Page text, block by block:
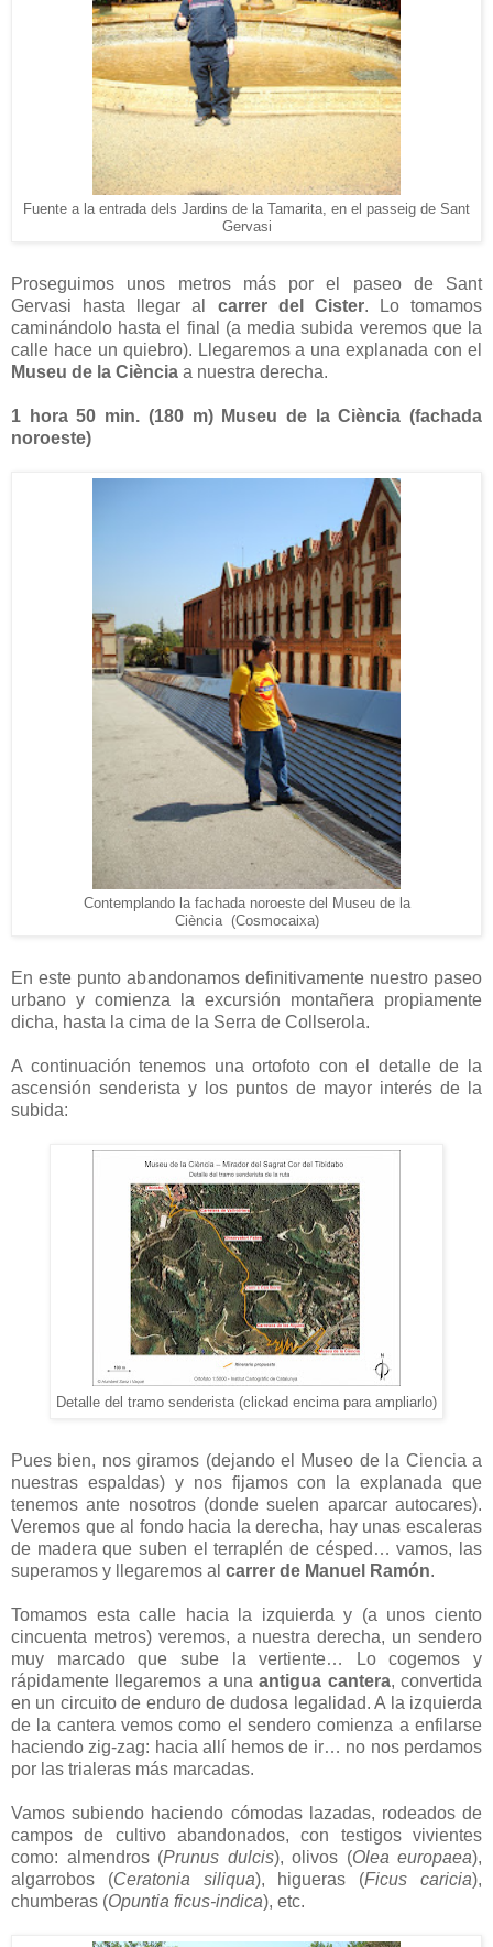
Fuente a la entrada dels Jardins de la Tamarita, en el passeig de Sant
Gervasi
Proseguimos unos metros más por el paseo de Sant
Gervasi hasta llegar al carrer del Cister. Lo tomamos
caminándolo hasta el final (a media subida veremos que la
calle hace un quiebro). Llegaremos a una explanada con el
Museu de la Ciència a nuestra derecha.
1 hora 50 min. (180 m) Museu de la Ciència (fachada
noroeste)
Contemplando la fachada noroeste del Museu de la
Ciència (Cosmocaixa)
En este punto abandonamos definitivamente nuestro paseo
urbano y comienza la excursión montañera propiamente
dicha, hasta la cima de la Serra de Collserola.
A continuación tenemos una ortofoto con el detalle de la
ascensión senderista y los puntos de mayor interés de la
subida:
Detalle del tramo senderista (clickad encima para ampliarlo)
Pues bien, nos giramos (dejando el Museo de la Ciencia a
nuestras espaldas) y nos fijamos con la explanada que
tenemos ante nosotros (donde suelen aparcar autocares).
Veremos que al fondo hacia la derecha, hay unas escaleras
de madera que suben el terraplén de césped… vamos, las
superamos y llegaremos al carrer de Manuel Ramón.
Tomamos esta calle hacia la izquierda y (a unos ciento
cincuenta metros) veremos, a nuestra derecha, un sendero
muy marcado que sube la vertiente… Lo cogemos y
rápidamente llegaremos a unaantigua cantera, convertida
en un circuito de enduro de dudosa legalidad. A la izquierda
de la cantera vemos como el sendero comienza a enfilarse
haciendo zig-zag: hacia allí hemos de ir… no nos perdamos
por las trialeras más marcadas.
Vamos subiendo haciendo cómodas lazadas, rodeados de
campos de cultivo abandonados, con testigos vivientes
como: almendros (Prunus dulcis), olivos (Olea europaea),
algarrobos (Ceratonia siliqua), higueras (Ficus caricia),
chumberas (Opuntia ficus-indica), etc.